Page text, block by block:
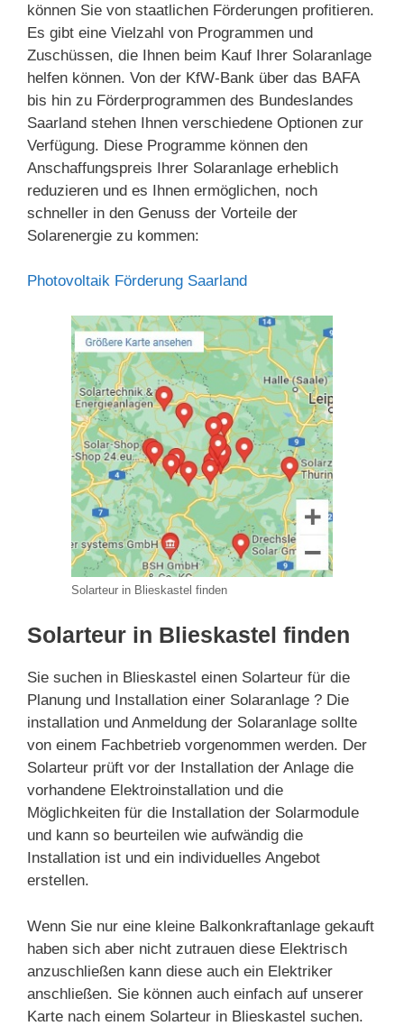
können Sie von staatlichen Förderungen profitieren.
Es gibt eine Vielzahl von Programmen und
Zuschüssen, die Ihnen beim Kauf Ihrer Solaranlage
helfen können. Von der KfW-Bank über das BAFA
bis hin zu Förderprogrammen des Bundeslandes
Saarland stehen Ihnen verschiedene Optionen zur
Verfügung. Diese Programme können den
Anschaffungspreis Ihrer Solaranlage erheblich
reduzieren und es Ihnen ermöglichen, noch
schneller in den Genuss der Vorteile der
Solarenergie zu kommen:
Photovoltaik Förderung Saarland
Solarteur in Blieskastel finden
Solarteur in Blieskastel finden
Sie suchen in Blieskastel einen Solarteur für die
Planung und Installation einer Solaranlage ? Die
installation und Anmeldung der Solaranlage sollte
von einem Fachbetrieb vorgenommen werden. Der
Solarteur prüft vor der Installation der Anlage die
vorhandene Elektroinstallation und die
Möglichkeiten für die Installation der Solarmodule
und kann so beurteilen wie aufwändig die
Installation ist und ein individuelles Angebot
erstellen.
Wenn Sie nur eine kleine Balkonkraftanlage gekauft
haben sich aber nicht zutrauen diese Elektrisch
anzuschließen kann diese auch ein Elektriker
anschließen. Sie können auch einfach auf unserer
Karte nach einem Solarteur in Blieskastel suchen.